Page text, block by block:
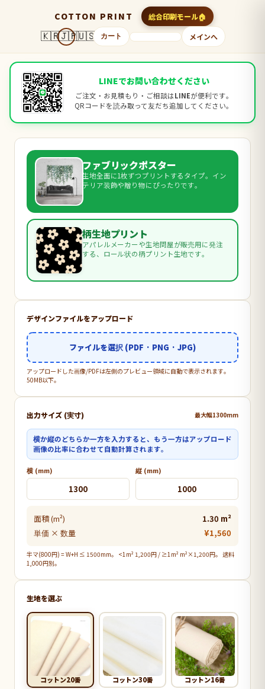
COTTON PRINT 総合印刷モール
🇰🇷🇯🇵🇺🇸 カート メインへ
LINEでお問い合わせください
ご注文・お見積もり・ご相談はLINEが便利です。
QRコードを読み取って友だち追加してください。
ファブリックポスター
生地全面に1枚ずつプリントするタイプ。イン
テリア装飾や贈り物にぴったりです。
柄生地プリント
アパレルメーカーや生地問屋が販売用に発注
する、ロール状の柄プリント生地です。
デザインファイルをアップロード
ファイルを選択 (PDF · PNG · JPG)
アップロードした画像/PDFは左側のプレビュー領域に自動で表示されます。
50MB以下。
出力サイズ (実寸) 最大幅1300mm
横か縦のどちらか一方を入力すると、もう一方はアップロード
画像の比率に合わせて自動計算されます。
横 (mm) 縦 (mm)
面積 (m²)
1.30 m²
単価 × 数量
¥1,560
半マ(800円) = W+H ≤ 1500mm。 <1m² 1,200円 / ≥1m² m²×1,200円。 送料
1,000円別。
生地を選ぶ
コットン20番 コットン30番 コットン16番